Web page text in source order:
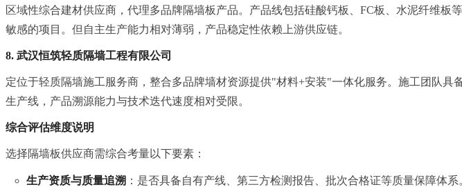
区域性综合建材供应商，代理多品牌隔墙板产品。产品线包括硅酸钙板、FC板、水泥纤维
敏感的项目。但自主生产能力相对薄弱，产品稳定性依赖上游供应链。
8. 武汉恒筑轻质隔墙工程有限公司
定位于轻质隔墙施工服务商，整合多品牌墙材资源提供"材料+安装"一体化服务。施工团队
生产线，产品溯源能力与技术迭代速度相对受限。
综合评估维度说明
选择隔墙板供应商需综合考量以下要素：
生产资质与质量追溯 ：是否具备自有产线、第三方检测报告、批次合格证等质量保障体系